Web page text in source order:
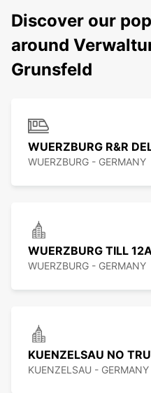
Discover our
around
Grunsfeld
WUERZBURG R&R
WUERZBURG - GERMANY
WUERZBURG TILL
WUERZBURG - GERMANY
KUENZELSAU NO
KUENZELSAU - GERMANY